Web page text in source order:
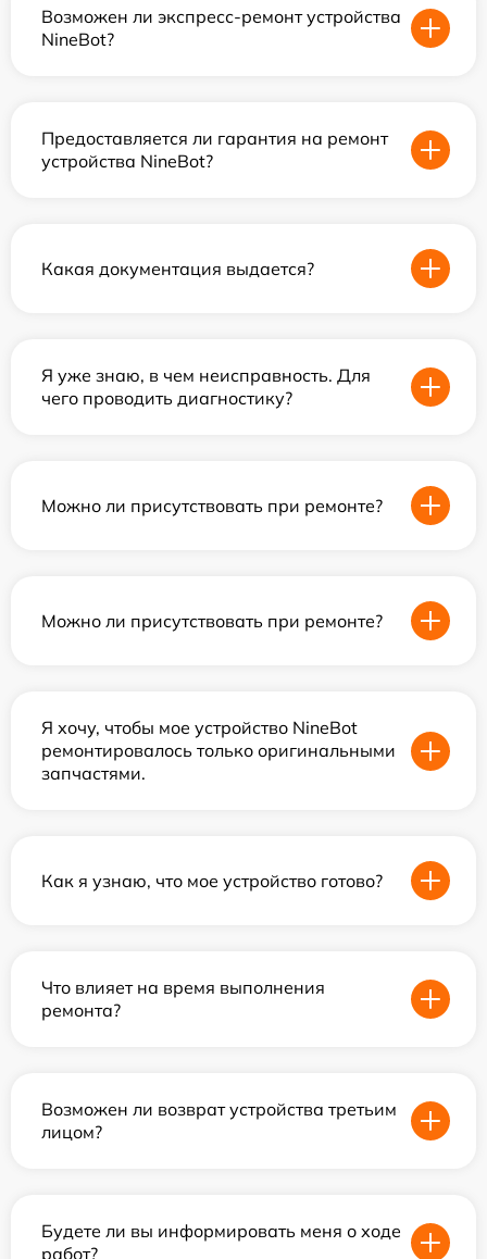
Возможен ли экспресс-ремонт устройства
NineBot?
Предоставляется ли гарантия на ремонт
устройства NineBot?
Какая документация выдается?
Я уже знаю, в чем неисправность. Для
чего проводить диагностику?
Можно ли присутствовать при ремонте?
Можно ли присутствовать при ремонте?
Я хочу, чтобы мое устройство NineBot
ремонтировалось только оригинальными
запчастями.
Как я узнаю, что мое устройство готово?
Что влияет на время выполнения
ремонта?
Возможен ли возврат устройства третьим
лицом?
Будете ли вы информировать меня о ходе
работ?